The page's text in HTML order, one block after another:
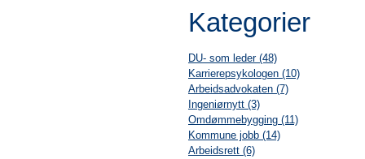
Kategorier
DU- som leder (48)
Karrierepsykologen (10)
Arbeidsadvokaten (7)
Ingeniørnytt (3)
Omdømmebygging (11)
Kommune jobb (14)
Arbeidsrett (6)